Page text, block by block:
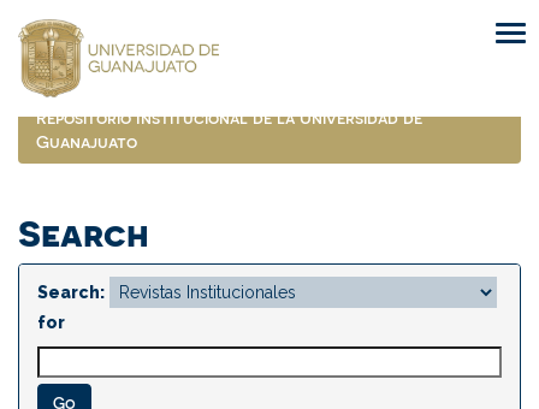
navigation
Repositorio Institucional de la Universidad de
Guanajuato
Search
Search:
for